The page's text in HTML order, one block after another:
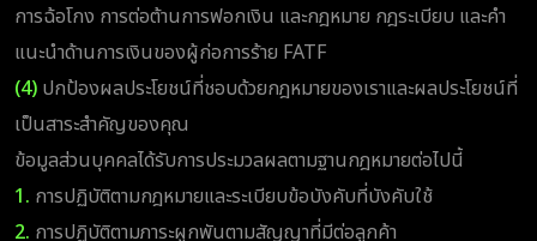
การฉ้อโกง การต่อต้านการฟอกเงิน และกฎหมาย กฎระเบียบ และคำ
แนะนำด้านการเงินของผู้ก่อการร้าย FATF
(4) ปกป้องผลประโยชน์ที่ชอบด้วยกฎหมายของเราและผลประโยชน์ที่
เป็นสาระสำคัญของคุณ
ข้อมูลส่วนบุคคลได้รับการประมวลผลตามฐานกฎหมายต่อไปนี้
1. การปฏิบัติตามกฎหมายและระเบียบข้อบังคับที่บังคับใช้
2. การปฏิบัติตามภาระผูกพันตามสัญญาที่มีต่อลูกค้า